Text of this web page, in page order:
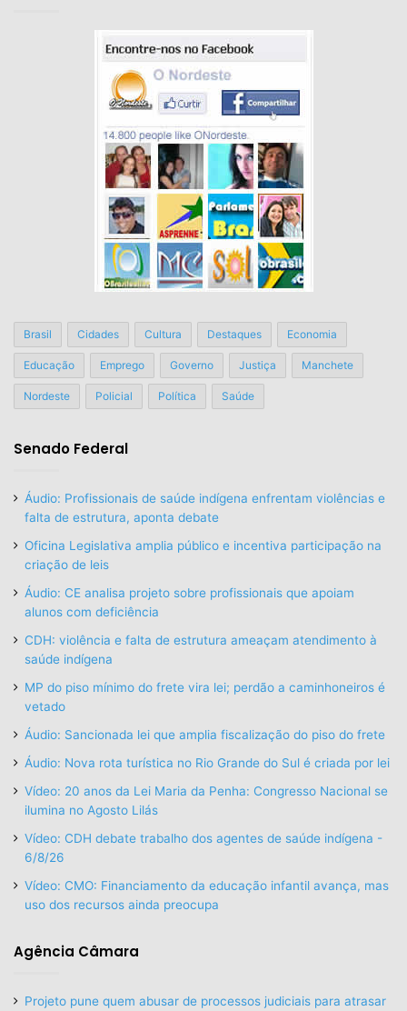
Brasil Cidades Cultura Destaques Economia
Educação Emprego Governo Justiça Manchete
Nordeste Policial Política Saúde
Senado Federal
Áudio: Profissionais de saúde indígena enfrentam violências e
falta de estrutura, aponta debate
Oficina Legislativa amplia público e incentiva participação na
criação de leis
Áudio: CE analisa projeto sobre profissionais que apoiam
alunos com deficiência
CDH: violência e falta de estrutura ameaçam atendimento à
saúde indígena
MP do piso mínimo do frete vira lei; perdão a caminhoneiros é
vetado
Áudio: Sancionada lei que amplia fiscalização do piso do frete
Áudio: Nova rota turística no Rio Grande do Sul é criada por lei
Vídeo: 20 anos da Lei Maria da Penha: Congresso Nacional se
ilumina no Agosto Lilás
Vídeo: CDH debate trabalho dos agentes de saúde indígena -
6/8/26
Vídeo: CMO: Financiamento da educação infantil avança, mas
uso dos recursos ainda preocupa
Agência Câmara
Projeto pune quem abusar de processos judiciais para atrasar